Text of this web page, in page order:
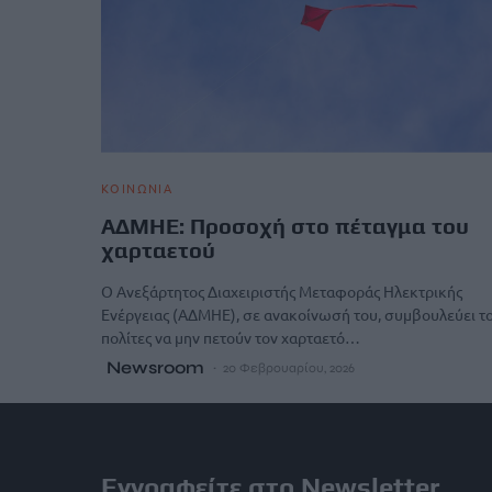
ΚΟΙΝΩΝΙΑ
ΑΔΜΗΕ: Προσοχή στο πέταγμα του
χαρταετού
Ο Ανεξάρτητος Διαχειριστής Μεταφοράς Ηλεκτρικής
Ενέργειας (ΑΔΜΗΕ), σε ανακοίνωσή του, συμβουλεύει
πολίτες να μην πετούν τον χαρταετό…
Newsroom 20 Φεβρουαρίου, 2026